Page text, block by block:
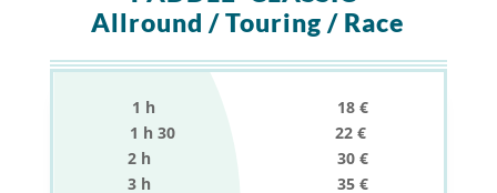
Allround / Touring / Race
1 h 18 €
1 h 30 22 €
2 h 30 €
3 h 35 €